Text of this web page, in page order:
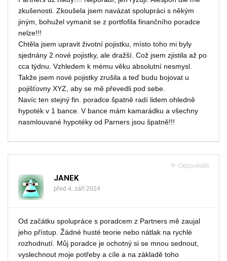
zkušenosti. Zkoušela jsem navázat spolupráci s někým
jiným, bohužel vymanit se z portfofila finančního poradce
nelze!!!
Chtěla jsem upravit životní pojistku, místo toho mi byly
sjednány 2 nové pojistky, ale dražší. Což jsem zjistila až po
cca týdnu. Vzhledem k mému věku absolutní nesmysl.
Takže jsem nové pojistky zrušila a teď budu bojovat u
pojišťovny XYZ, aby se mě převedli pod sebe.
Navíc ten stejný fin. poradce špatně radí lidem ohledně
hypoték v 1 bance. V bance mám kamarádku a všechny
nasmlouvané hypotéky od Parners jsou špatně!!!
Odpovědět
JANEK
před 4. září 2024
Od začátku spolupráce s poradcem z Partners mě zaujal
jeho přístup. Žádné husté teorie nebo nátlak na rychlé
rozhodnutí. Můj poradce je ochotný si se mnou sednout,
vyslechnout moje potřeby a cíle a na základě toho